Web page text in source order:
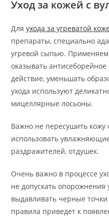
Уход за кожей с
Дляухода за угреватой
препараты, специально
угревой сыпью.
оказывать
действие, уменьшать
ухода используют
мицеллярные лосьоны.
Важно не пересушить
использовать
раздражителей, отдушек.
Очень важно в процессе
не допускать опорожнения
выдавливать черные
правила приведет к